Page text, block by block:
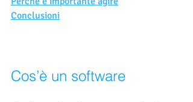
Conclusioni
Cos’è un software